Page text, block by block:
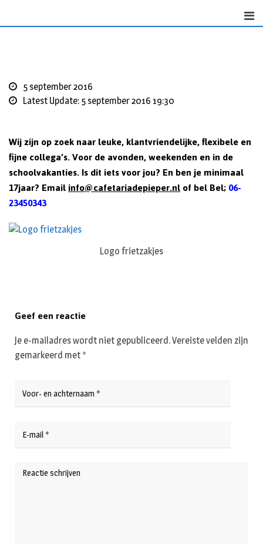
5 september 2016
Latest Update: 5 september 2016 19:30
Wij zijn op zoek naar leuke, klantvriendelijke, flexibele en
fijne collega’s. Voor de avonden, weekenden en in de
schoolvakanties. Is dit iets voor jou? En ben je minimaal
17jaar? Emailinfo@cafetariadepieper.nlof bel Bel;06-
23450343
Logo frietzakjes
Geef een reactie
Je e-mailadres wordt niet gepubliceerd.Vereiste velden zijn
gemarkeerd met *